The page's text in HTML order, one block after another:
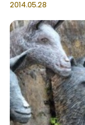
2014.05.28